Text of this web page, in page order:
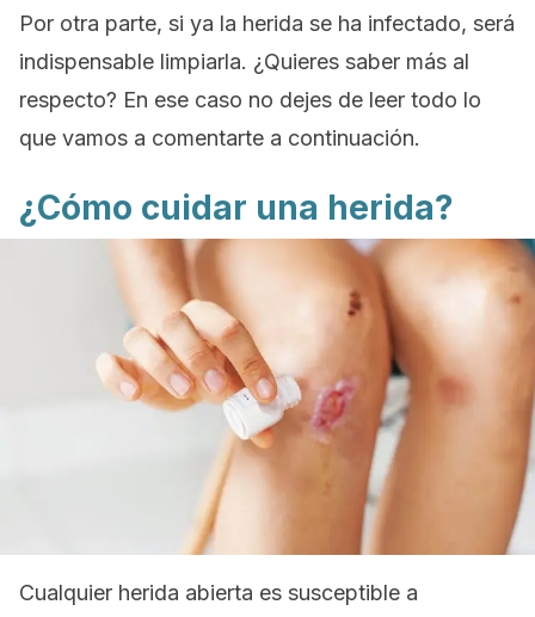
Por otra parte, si ya la herida se ha infectado, será
indispensable limpiarla. ¿Quieres saber más al
respecto? En ese caso no dejes de leer todo lo
que vamos a comentarte a continuación.
¿Cómo cuidar una herida?
Cualquier herida abierta es susceptible a